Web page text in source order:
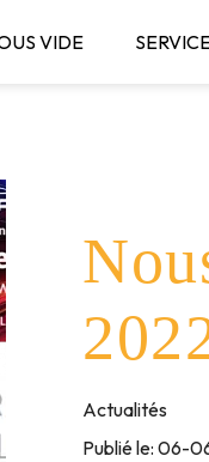
VIDE
Actualités
Publié le: 06-